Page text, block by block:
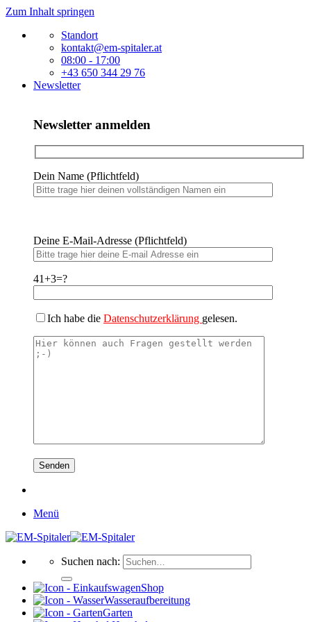
Zum Inhalt springen
Standort
kontakt@em-spitaler.at
08:00 - 17:00
+43 650 344 29 76
Newsletter
Newsletter anmelden
Dein Name (Pflichtfeld)
dieses
Feld
leer.
lasse
dieses
leer.
Deine E-Mail-Adresse (Pflichtfeld)
41+3=?
Ich habe die Datenschutzerklärung gelesen.
Menü
Suchen nach:
Shop
Wasseraufbereitung
Garten